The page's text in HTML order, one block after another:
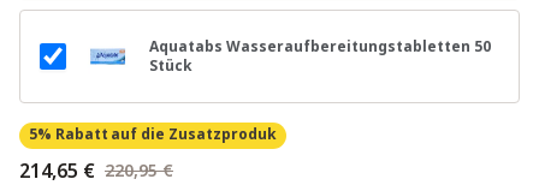
Aquatabs Wasseraufbereitungstabletten 50
Stück
5% Rabatt auf die Zusatzproduk
214,65 € 220,95 €